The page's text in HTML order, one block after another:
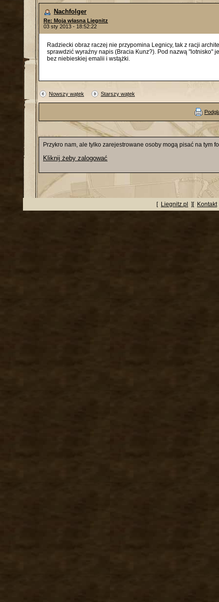
Nachfolger
Re: Moja własna Liegnitz
03 sty 2013 - 18:52:22
Radziecki obraz raczej nie przypomina Legnicy, tak z racji
sprawdzić wyraźny napis (Bracia Kunz?). Pod nazwą "lotnisko"
bez niebieskiej emalii i wstążki.
Nowszy wątek Starszy wątek
Przykro nam, ale tylko zarejestrowane osoby mogą pisać na tym
Kliknij żeby zalogować
[ Liegnitz.pl ][ Kontakt